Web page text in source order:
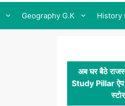
Geography G.K History
अब घर बैठे
Study Pillar ऐप